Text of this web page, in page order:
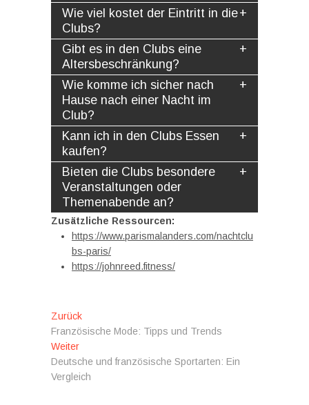
Wie viel kostet der Eintritt in die
Clubs?
Gibt es in den Clubs eine
Altersbeschränkung?
Wie komme ich sicher nach
Hause nach einer Nacht im
Club?
Kann ich in den Clubs Essen
kaufen?
Bieten die Clubs besondere
Veranstaltungen oder
Themenabende an?
Zusätzliche Ressourcen:
https://www.parismalanders.com/nachtclu
bs-paris/
https://johnreed.fitness/
Beitragsnavigation
ZurückVorheriger
Beitrag:
Französische Mode: Tipps und Trends
WeiterNächster
Beitrag:
Deutsche und französische Sportarten: Ein
Vergleich